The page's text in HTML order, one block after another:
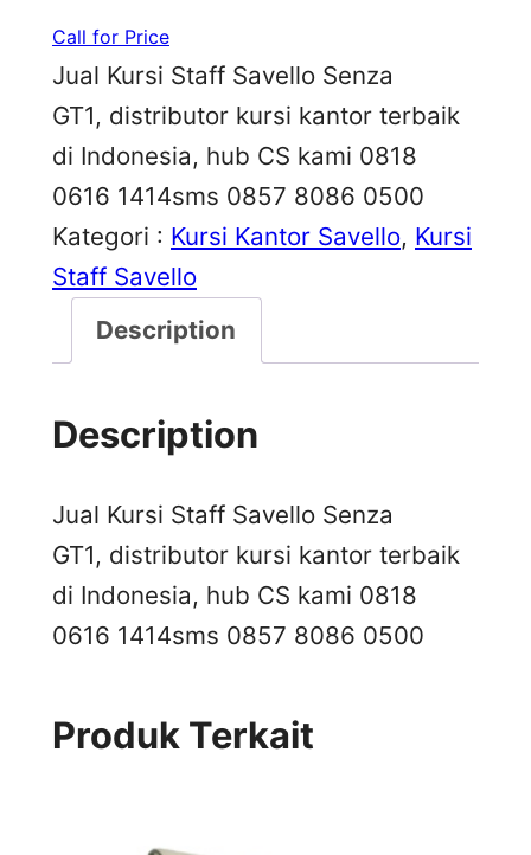
Call for Price
Jual Kursi Staff Savello Senza
GT1, distributor kursi kantor terbaik
di Indonesia, hub CS kami 0818
0616 1414sms 0857 8086 0500
Kategori : Kursi Kantor Savello, Kursi
Staff Savello
Description
Description
Jual Kursi Staff Savello Senza
GT1, distributor kursi kantor terbaik
di Indonesia, hub CS kami 0818
0616 1414sms 0857 8086 0500
Produk Terkait